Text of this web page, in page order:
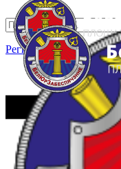
Регистрация Вход